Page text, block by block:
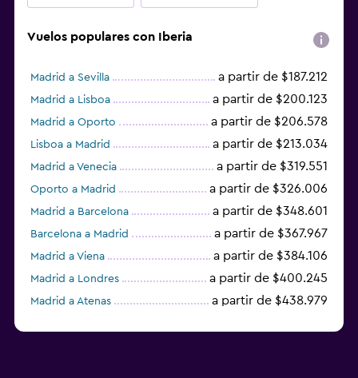
Vuelos populares con Iberia
Madrid a Sevilla a partir de $187.212
Madrid a Lisboa a partir de $200.123
Madrid a Oporto a partir de $206.578
Lisboa a Madrid a partir de $213.034
Madrid a Venecia a partir de $319.551
Oporto a Madrid a partir de $326.006
Madrid a Barcelona a partir de $348.601
Barcelona a Madrid a partir de $367.967
Madrid a Viena a partir de $384.106
Madrid a Londres a partir de $400.245
Madrid a Atenas a partir de $438.979